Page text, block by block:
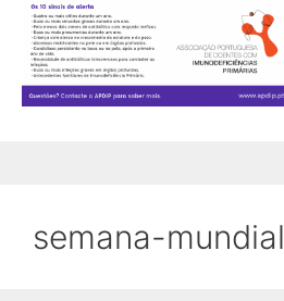
semana-mundial